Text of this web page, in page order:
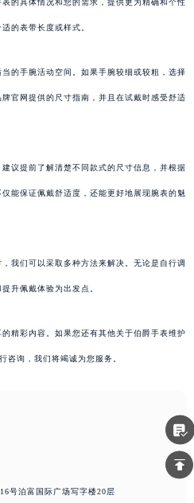
的具体情况和您的需求，提供更为精确和个性
的表带长度或样式。
的手腕活动空间。如果手腕较细或较粗，选择
官网提供的尺寸指南，并且在试戴时感受舒适
议提前了解清楚不同款式的尺寸信息，并根据
能保证佩戴舒适度，还能更好地展现腕表的魅
我们可以采取多种方法来解决。无论是自行调
升佩戴体验为出发点。
的精彩内容。如果您还有其他关于伯爵手表维护
咨询，我们将竭诚为您服务。
号泊富国际广场写字楼20层